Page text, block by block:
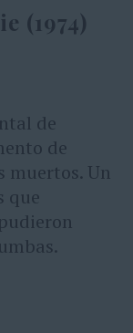
(1974)
de
de
muertos. Un
que